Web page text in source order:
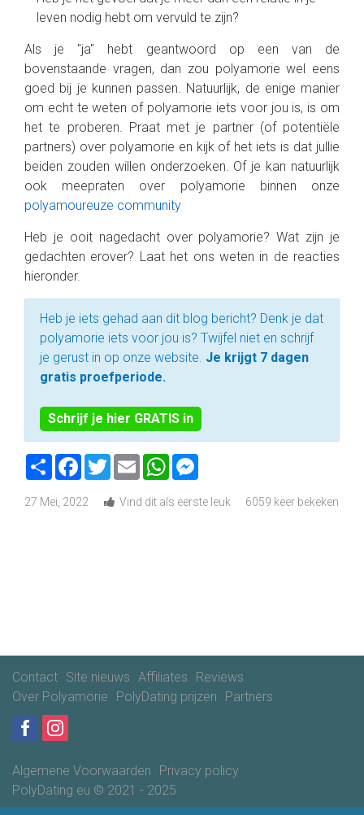
leven nodig hebt om vervuld te zijn?
Als je "ja" hebt geantwoord op een van de
bovenstaande vragen, dan zou polyamorie wel eens
goed bij je kunnen passen. Natuurlijk, de enige manier
om echt te weten of polyamorie iets voor jou is, is om
het te proberen. Praat met je partner (of potentiële
partners) over polyamorie en kijk of het iets is dat jullie
beiden zouden willen onderzoeken. Of je kan natuurlijk
ook meepraten over polyamorie binnen onze
polyamoureuze community
Heb je ooit nagedacht over polyamorie? Wat zijn je
gedachten erover? Laat het ons weten in de reacties
hieronder.
Heb je iets gehad aan dit blog bericht? Denk je dat
polyamorie iets voor jou is? Twijfel niet en schrijf
je gerust in op onze website. Je krijgt 7 dagen
gratis proefperiode.
Schrijf je hier GRATIS in
ShareFacebook
TwitterEmail WhatsApp
27 Mei, 2022 Vind dit als eerste leuk 6059 keer bekeken
Contact Site nieuws Affiliates
Reviews
Over Polyamorie
PolyDating prijzen Partners
Algemene Voorwaarden
Privacy policy
PolyDating.eu © 2021 - 2025